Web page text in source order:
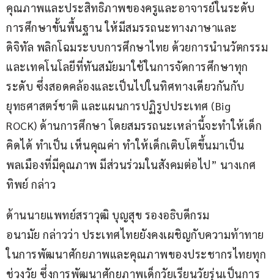
คุณภาพและประสิทธิภาพของครูและอาจารย์ในระดับ
การศึกษาขั้นพื้นฐาน ให้มีสมรรถนะทางภาษาและ
ดิจิทัล พลิกโฉมระบบการศึกษาไทย ด้วยการนำนวัตกรรม
และเทคโนโลยีที่ทันสมัยมาใช้ในการจัดการศึกษาทุก
ระดับ ซึ่งสอดคล้องและเป็นไปในทิศทางเดียวกันกับ
ยุทธศาสตร์ชาติ และแผนการปฏิรูปประเทศ (Big
ROCK) ด้านการศึกษา โดยสมรรถนะเหล่านี้จะทำให้เด็ก
คิดได้ ทำเป็น เห็นคุณค่า ทำให้เด็กเติบโตขึ้นมาเป็น
พลเมืองที่มีคุณภาพ มีส่วนร่วมในสังคมต่อไป” นางเกศ
ทิพย์ กล่าว
ด้านนายแพทย์สราวุฒิ บุญสุข รองอธิบดีกรม
อนามัย กล่าวว่า ประเทศไทยยังคงเผชิญกับความท้าทาย
ในการพัฒนาศักยภาพและคุณภาพของประชากรไทยทุก
ช่วงวัย ซึ่งการพัฒนาศักยภาพเด็กวัยเรียนวัยรุ่นเป็นการ